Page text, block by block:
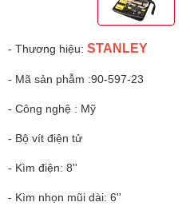
- Thương hiệu: STANLEY
- Mã sản phẫm :90-597-23
- Công nghệ : Mỹ
- Bộ vít điện tử
- Kìm điện: 8''
- Kìm nhọn mũi dài: 6''